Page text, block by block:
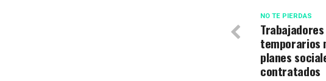
NO TE PIERDAS
temporarios
planes
contratados